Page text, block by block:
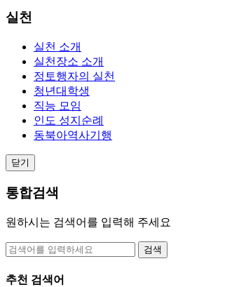
실천
실천 소개
실천장소 소개
정토행자의 실천
청년대학생
직능 모임
인도 성지순례
동북아역사기행
닫기
통합검색
원하시는 검색어를 입력해 주세요
검색
추천 검색어